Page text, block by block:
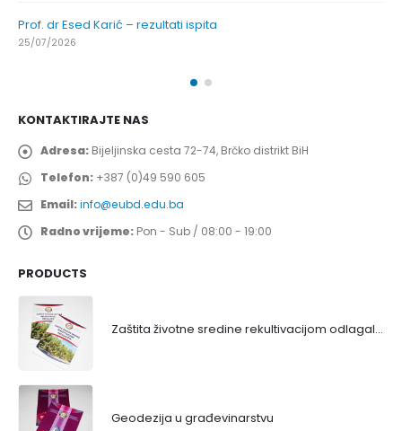
Prof. dr Esed Karić – rezultati ispita
25/07/2026
KONTAKTIRAJTE NAS
Adresa: Bijeljinska cesta 72-74, Brčko distrikt BiH
Telefon: +387 (0)49 590 605
Email:info@eubd.edu.ba
Radno vrijeme: Pon - Sub / 08:00 - 19:00
PRODUCTS
Zaštita životne sredine rekultivacijom odlagališta
Geodezija u građevinarstvu